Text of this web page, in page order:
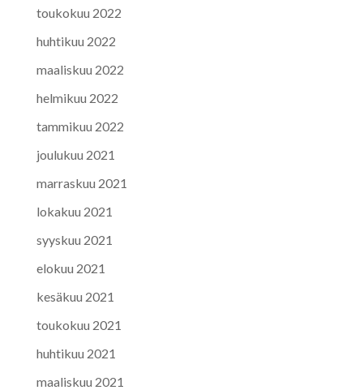
toukokuu 2022
huhtikuu 2022
maaliskuu 2022
helmikuu 2022
tammikuu 2022
joulukuu 2021
marraskuu 2021
lokakuu 2021
syyskuu 2021
elokuu 2021
kesäkuu 2021
toukokuu 2021
huhtikuu 2021
maaliskuu 2021